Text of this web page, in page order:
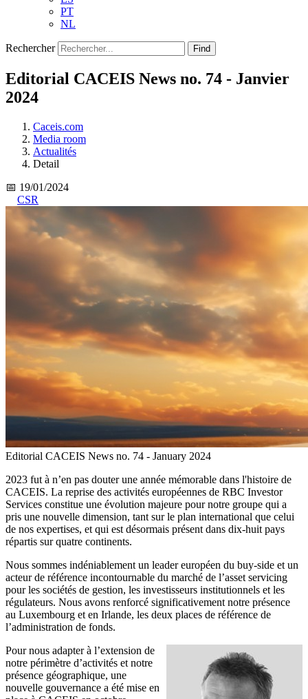
PT
NL
Rechercher Find
Editorial CACEIS News no. 74 - Janvier
2024
Caceis.com
Media room
Actualités
Detail
📅 19/01/2024
CSR
Editorial CACEIS News no. 74 - January 2024
2023 fut à n’en pas douter une année mémorable dans l'histoire de
CACEIS. La reprise des activités européennes de RBC Investor
Services constitue une évolution majeure pour notre groupe qui a
pris une nouvelle dimension, tant sur le plan international que celui
de nos expertises, et qui est désormais présent dans dix-huit pays
répartis sur quatre continents.
Nous sommes indéniablement un leader européen du buy-side et un
acteur de référence incontournable du marché de l’asset servicing
pour les sociétés de gestion, les investisseurs institutionnels et les
régulateurs. Nous avons renforcé significativement notre présence
au Luxembourg et en Irlande, les deux places de référence de
l’administration de fonds.
Pour nous adapter à l’extension de
notre périmètre d’activités et notre
présence géographique, une
nouvelle gouvernance a été mise en